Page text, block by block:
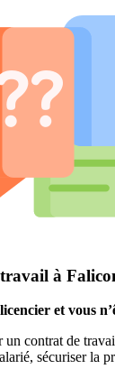
à
et vous
contrat de
sécuriser la